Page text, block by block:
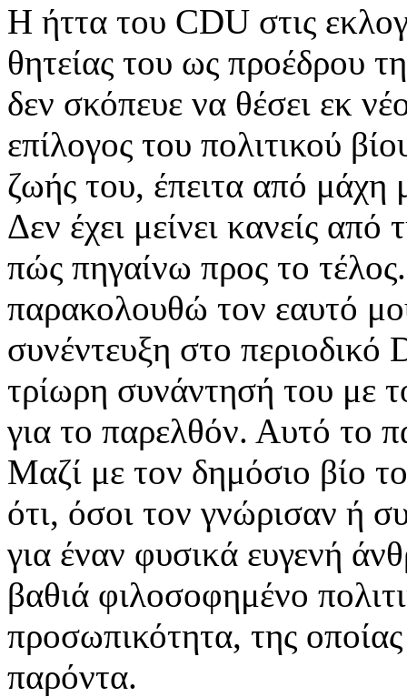
Η ήττα του CDU στις
θητείας του ως προέδρου
δεν σκόπευε να θέσει εκ
επίλογος του πολιτικού
ζωής του, έπειτα από μάχη
Δεν έχει μείνει κανείς
πώς πηγαίνω προς το
παρακολουθώ τον εαυτό
συνέντευξη στο
τρίωρη συνάντησή του με
για το παρελθόν. Αυτό το
Μαζί με τον δημόσιο βίο
ότι, όσοι τον γνώρισαν ή
για έναν φυσικά ευγενή
βαθιά φιλοσοφημένο
προσωπικότητα, της
παρόντα.